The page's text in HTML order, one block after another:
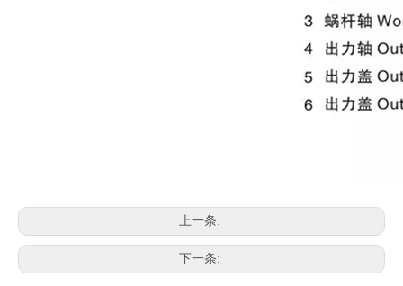
上一条:
下一条: